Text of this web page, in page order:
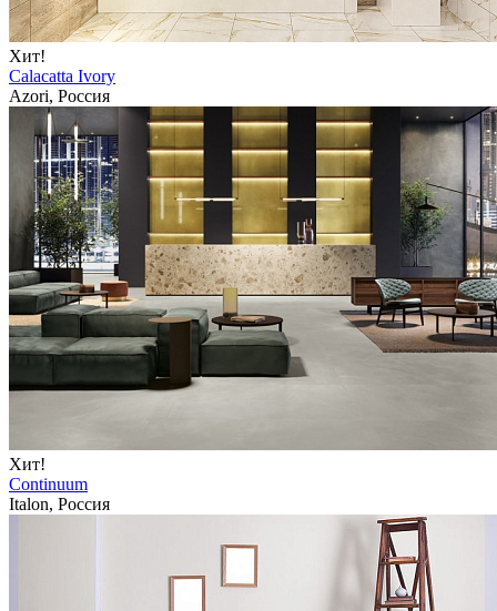
Хит!
Calacatta Ivory
Azori, Россия
Хит!
Continuum
Italon, Россия